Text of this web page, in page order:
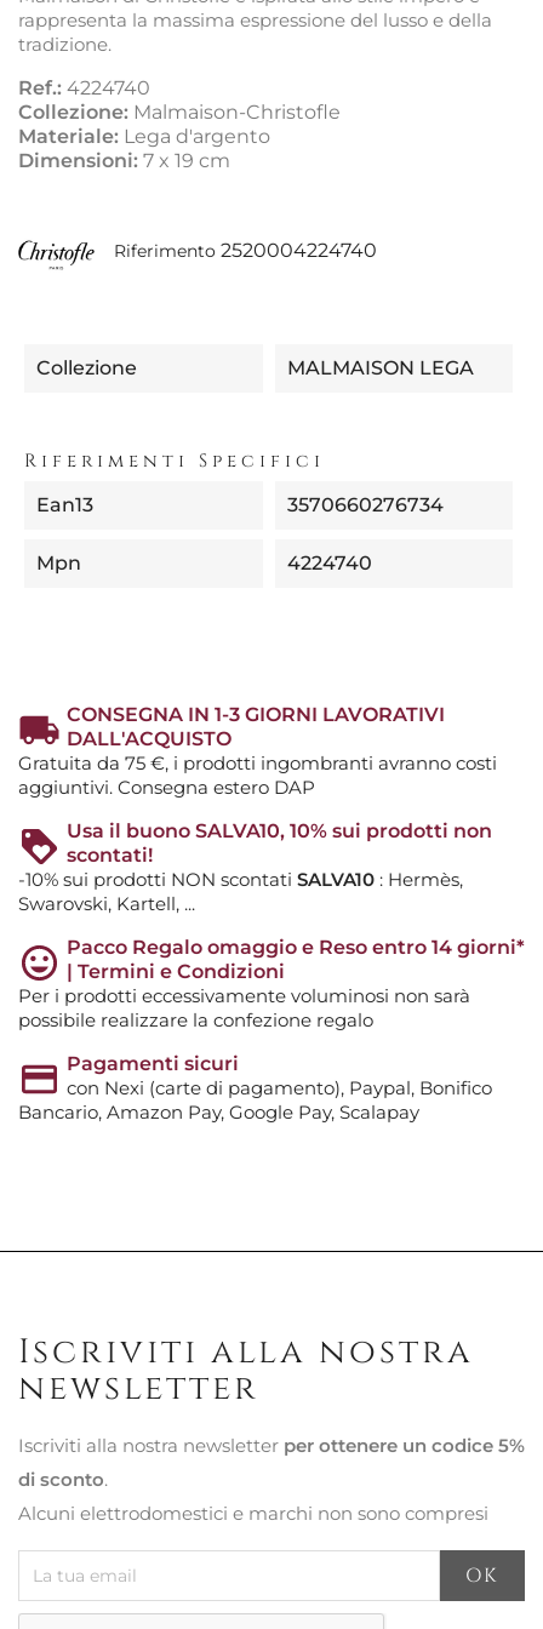
rappresenta la massima espressione del lusso e della
tradizione.
Ref.: 4224740
Collezione: Malmaison-Christofle
Materiale: Lega d'argento
Dimensioni: 7 x 19 cm
Riferimento 2520004224740
Collezione MALMAISON LEGA
Riferimenti Specifici
Ean13 3570660276734
Mpn 4224740
CONSEGNA IN 1-3 GIORNI LAVORATIVI
DALL'ACQUISTO
Gratuita da 75 €, i prodotti ingombranti avranno costi
aggiuntivi. Consegna estero DAP
Usa il buono SALVA10, 10% sui prodotti non
scontati!
-10% sui prodotti NON scontati SALVA10 : Hermès,
Swarovski, Kartell, ...
Pacco Regalo omaggio e Reso entro 14 giorni*
| Termini e Condizioni
Per i prodotti eccessivamente voluminosi non sarà
possibile realizzare la confezione regalo
Pagamenti sicuri
con Nexi (carte di pagamento), Paypal, Bonifico
Bancario, Amazon Pay, Google Pay, Scalapay
Iscriviti alla nostra
newsletter
Iscriviti alla nostra newsletter per ottenere un codice 5%
di sconto.
Alcuni elettrodomestici e marchi non sono compresi